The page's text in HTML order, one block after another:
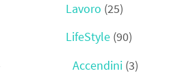
Lavoro (25)
LifeStyle (90)
Accendini (3)